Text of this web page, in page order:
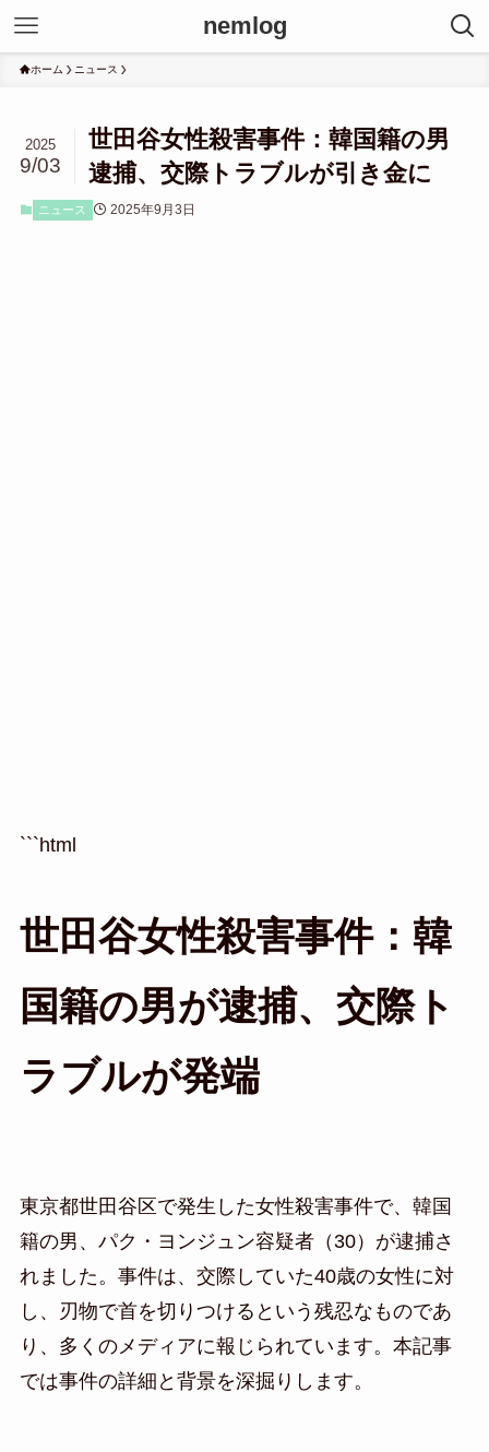
nemlog
ホーム ニュース
世田谷女性殺害事件：韓国籍の男
逮捕、交際トラブルが引き金に
2025
9/03
ニュース 2025年9月3日
```html
世田谷女性殺害事件：韓
国籍の男が逮捕、交際ト
ラブルが発端
東京都世田谷区で発生した女性殺害事件で、韓国
籍の男、パク・ヨンジュン容疑者（30）が逮捕さ
れました。事件は、交際していた40歳の女性に対
し、刃物で首を切りつけるという残忍なものであ
り、多くのメディアに報じられています。本記事
では事件の詳細と背景を深掘りします。